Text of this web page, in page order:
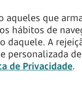
aqueles que
hábitos de
daquele. A
personalizada
de Privacidade.